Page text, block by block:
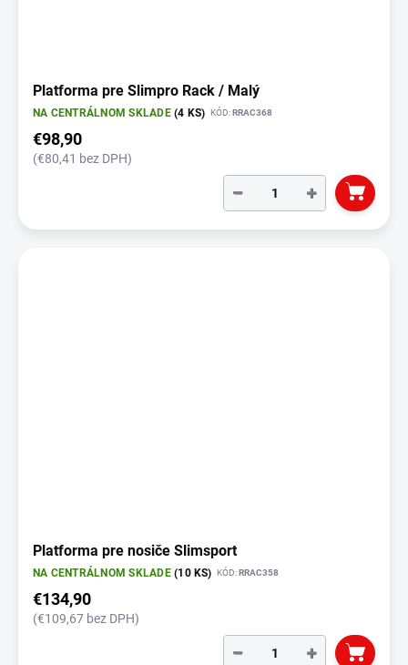
Platforma pre Slimpro Rack / Malý
NA CENTRÁLNOM SKLADE(4 KS) KÓD:RRAC368
€98,90
(€80,41 bez DPH)
+
−
Platforma pre nosiče Slimsport
NA CENTRÁLNOM SKLADE(10 KS) KÓD: RRAC358
€134,90
(€109,67 bez DPH)
+
−